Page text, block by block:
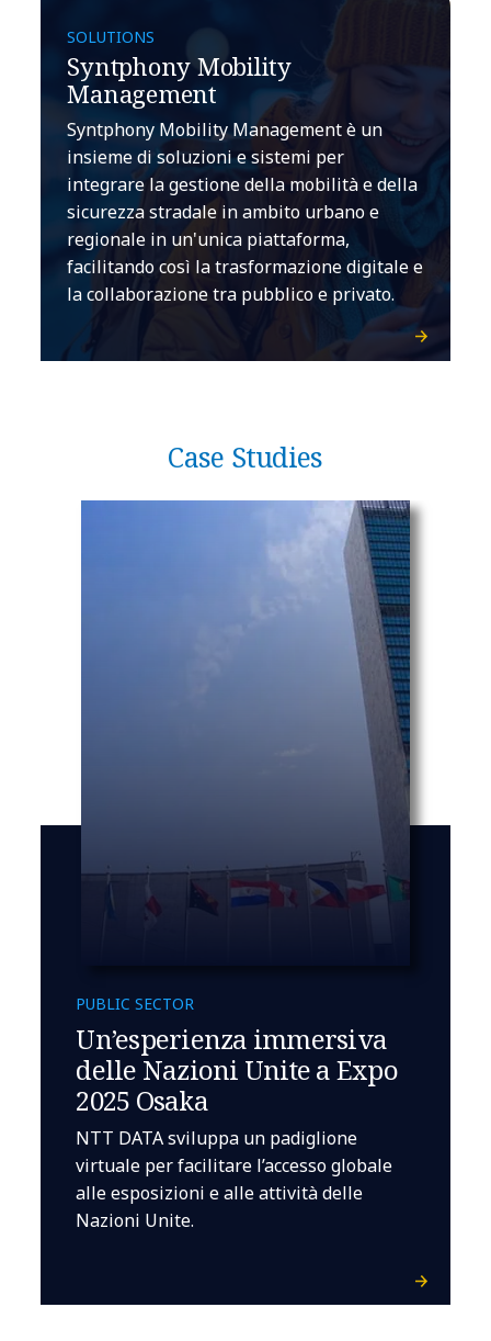
SOLUTIONS
Syntphony Mobility
Management
Syntphony Mobility Management è un
insieme di soluzioni e sistemi per
integrare la gestione della mobilità e della
sicurezza stradale in ambito urbano e
regionale in un'unica piattaforma,
facilitando così la trasformazione digitale e
la collaborazione tra pubblico e privato.
Case Studies
PUBLIC SECTOR
Un’esperienza immersiva
delle Nazioni Unite a Expo
2025 Osaka
NTT DATA sviluppa un padiglione
virtuale per facilitare l’accesso globale
alle esposizioni e alle attività delle
Nazioni Unite.